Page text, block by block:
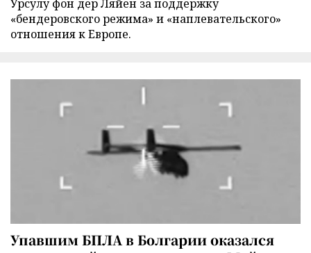
Урсулу фон дер Ляйен за поддержку
«бендеровского режима» и «наплевательского»
отношения к Европе.
Упавшим БПЛА в Болгарии оказался